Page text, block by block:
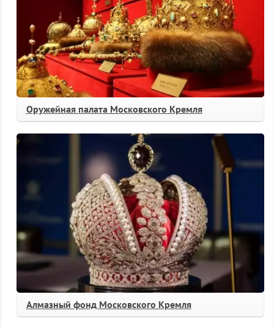
Оружейная палата Московского Кремля
Алмазный фонд Московского Кремля